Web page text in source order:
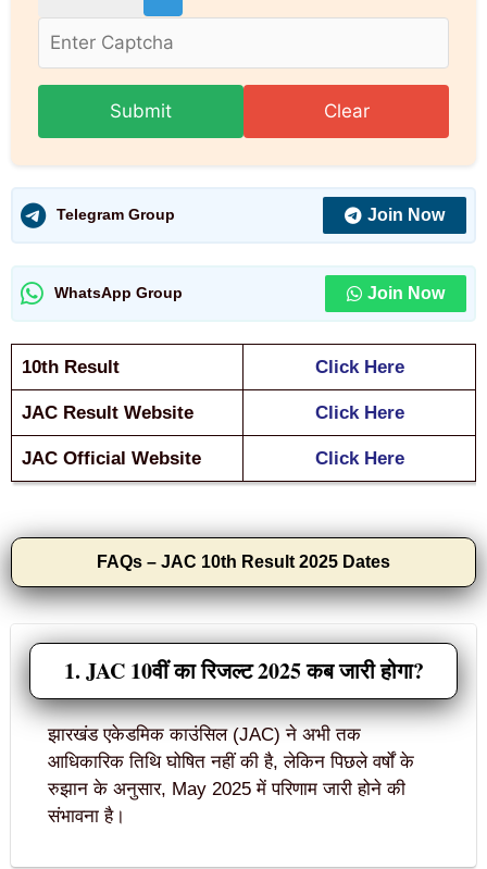
Submit Clear
Telegram Group Join Now
WhatsApp Group Join Now
10th Result Click Here
JAC Result Website Click Here
JAC Official Website Click Here
FAQs – JAC 10th Result 2025 Dates
1. JAC 10वीं का रिजल्ट 2025 कब जारी होगा?
झारखंड एकेडमिक काउंसिल (JAC) ने अभी तक
आधिकारिक तिथि घोषित नहीं की है, लेकिन पिछले वर्षों के
रुझान के अनुसार, May 2025 में परिणाम जारी होने की
संभावना है।